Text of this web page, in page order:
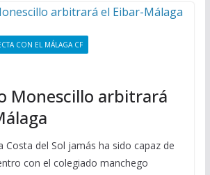
CON EL MÁLAGA CF
Monescillo arbitrará
Costa del Sol jamás ha sido capaz de
con el colegiado manchego